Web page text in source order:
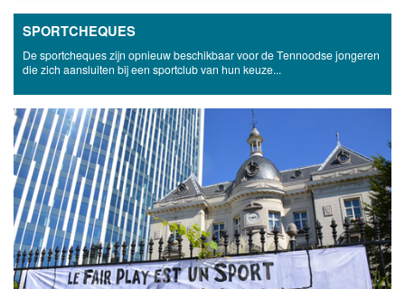
SPORTCHEQUES
De sportcheques zijn opnieuw beschikbaar voor de Tennoodse jongeren
die zich aansluiten bij een sportclub van hun keuze...